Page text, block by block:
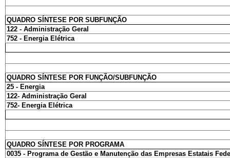
QUADRO SÍNTESE POR SUBFUNÇÃO
122 - Administração Geral
752 - Energia Elétrica
QUADRO SÍNTESE POR FUNÇÃO/SUBFUNÇÃO
25 - Energia
122- Administração Geral
752- Energia Elétrica
QUADRO SÍNTESE POR PROGRAMA
0035 - Programa de Gestão e Manutenção das Empresas Estatais